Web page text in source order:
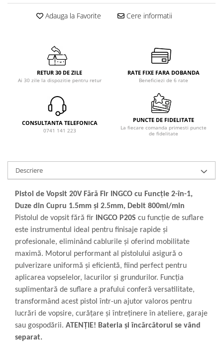
Adauga la Favorite Cere informatii
RETUR 30 DE ZILE
Ai 30 zile la dispozitie pentru retur
RATE FIXE FARA DOBANDA
Beneficiezi de 6 rate
CONSULTANTA TELEFONICA
0741 141 223
PUNCTE DE FIDELITATE
La fiecare comanda primesti puncte
de fidelitate
Descriere
Pistol de Vopsit 20V Fără Fir INGCO cu Funcție 2-în-1,
Duze din Cupru 1.5mm și 2.5mm, Debit 800ml/min
Pistolul de vopsit fără fir INGCO P20S cu funcție de suflare
este instrumentul ideal pentru finisaje rapide și
profesionale, eliminând cablurile și oferind mobilitate
maximă. Motorul performant al pistolului asigură o
pulverizare uniformă și eficientă, fiind perfect pentru
aplicarea vopselelor, lacurilor și grundurilor. Funcția
suplimentară de suflare a prafului conferă versatilitate,
transformând acest pistol într-un ajutor valoros pentru
lucrări de vopsire, curățare și întreținere în ateliere, garaje
sau gospodării. ATENȚIE! Bateria și încărcătorul se vând
separat.